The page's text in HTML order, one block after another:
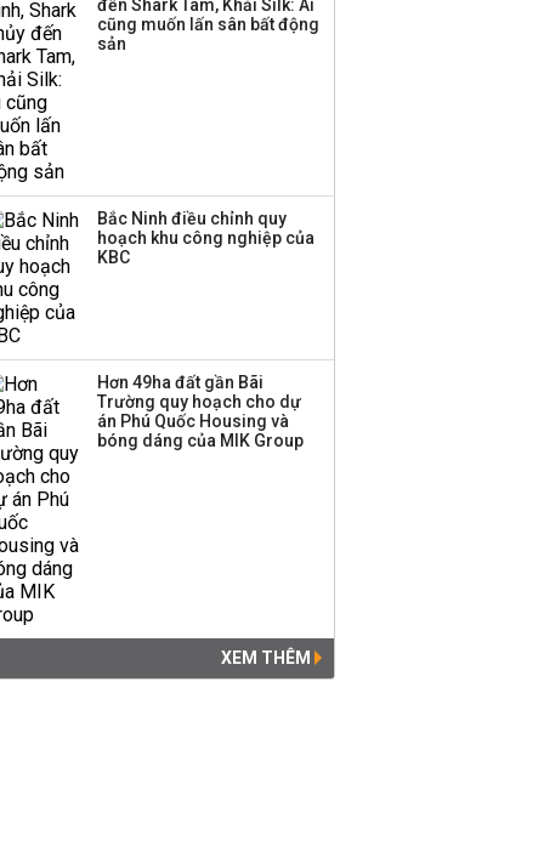
công ty khác đã giải thể
đến Shark Tam, Khải Silk: Ai
cũng muốn lấn sân bất động
sản
Bắc Ninh điều chỉnh quy
hoạch khu công nghiệp của
KBC
Hơn 49ha đất gần Bãi
Trường quy hoạch cho dự
án Phú Quốc Housing và
bóng dáng của MIK Group
XEM THÊM